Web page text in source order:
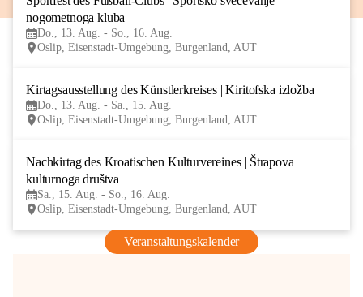
nogometnoga kluba
Do., 13. Aug. - So., 16. Aug.
Oslip, Eisenstadt-Umgebung, Burgenland, AUT
Kirtagsausstellung des Künstlerkreises | Kiritofska izložba
Do., 13. Aug. - Sa., 15. Aug.
Oslip, Eisenstadt-Umgebung, Burgenland, AUT
Nachkirtag des Kroatischen Kulturvereines | Štrapova
kulturnoga društva
Sa., 15. Aug. - So., 16. Aug.
Oslip, Eisenstadt-Umgebung, Burgenland, AUT
Veranstaltungskalender